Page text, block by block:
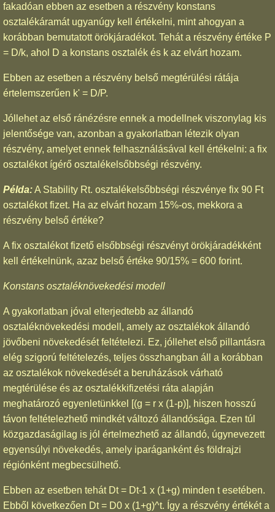
fakadóan ebben az esetben a részvény konstans
osztalékáramát ugyanúgy kell értékelni, mint ahogyan a
korábban bemutatott örökjáradékot. Tehát a részvény értéke P
= D/k, ahol D a konstans osztalék és k az elvárt hozam.
Ebben az esetben a részvény belső megtérülési rátája
értelemszerűen k' = D/P.
Jóllehet az első ránézésre ennek a modellnek viszonylag kis
jelentősége van, azonban a gyakorlatban létezik olyan
részvény, amelyet ennek felhasználásával kell értékelni: a fix
osztalékot ígérő osztalékelsőbbségi részvény.
Példa:A Stability Rt. osztalékelsőbbségi részvénye fix 90 Ft
osztalékot fizet. Ha az elvárt hozam 15%-os, mekkora a
részvény belső értéke?
A fix osztalékot fizető elsőbbségi részvényt örökjáradékként
kell értékelnünk, azaz belső értéke 90/15% = 600 forint.
Konstans osztaléknövekedési modell
A gyakorlatban jóval elterjedtebb az állandó
osztaléknövekedési modell, amely az osztalékok állandó
jövőbeni növekedését feltételezi. Ez, jóllehet első pillantásra
elég szigorú feltételezés, teljes összhangban áll a korábban
az osztalékok növekedését a beruházások várható
megtérülése és az osztalékkifizetési ráta alapján
meghatározó egyenletünkkel [(g = r x (1-p)], hiszen hosszú
távon feltételezhető mindkét változó állandósága. Ezen túl
közgazdaságilag is jól értelmezhető az állandó, úgynevezett
egyensúlyi növekedés, amely iparáganként és földrajzi
régiónként megbecsülhető.
Ebben az esetben tehát Dt = Dt-1 x (1+g) minden t esetében.
Ebből következően Dt = D0 x (1+g)^t. Így a részvény értékét a